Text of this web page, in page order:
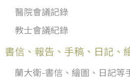
醫院會議記錄
教士會議紀錄
書信、報告、手稿、日記、
蘭大衛-書信、繪圖、日記等